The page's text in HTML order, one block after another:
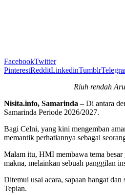
FacebookTwitter
PinterestRedditLinkedinTumblr
Riuh rendah
Nisita.info, Samarinda – Di antara
Samarinda Periode 2026/2027.
Bagi Celni, yang kini mengemban
memantik perhatiannya sebagai
Malam itu, HMI membawa tema
makna, melainkan sebuah panggilan
Ditemui usai acara, sapaan hangat
Tepian.